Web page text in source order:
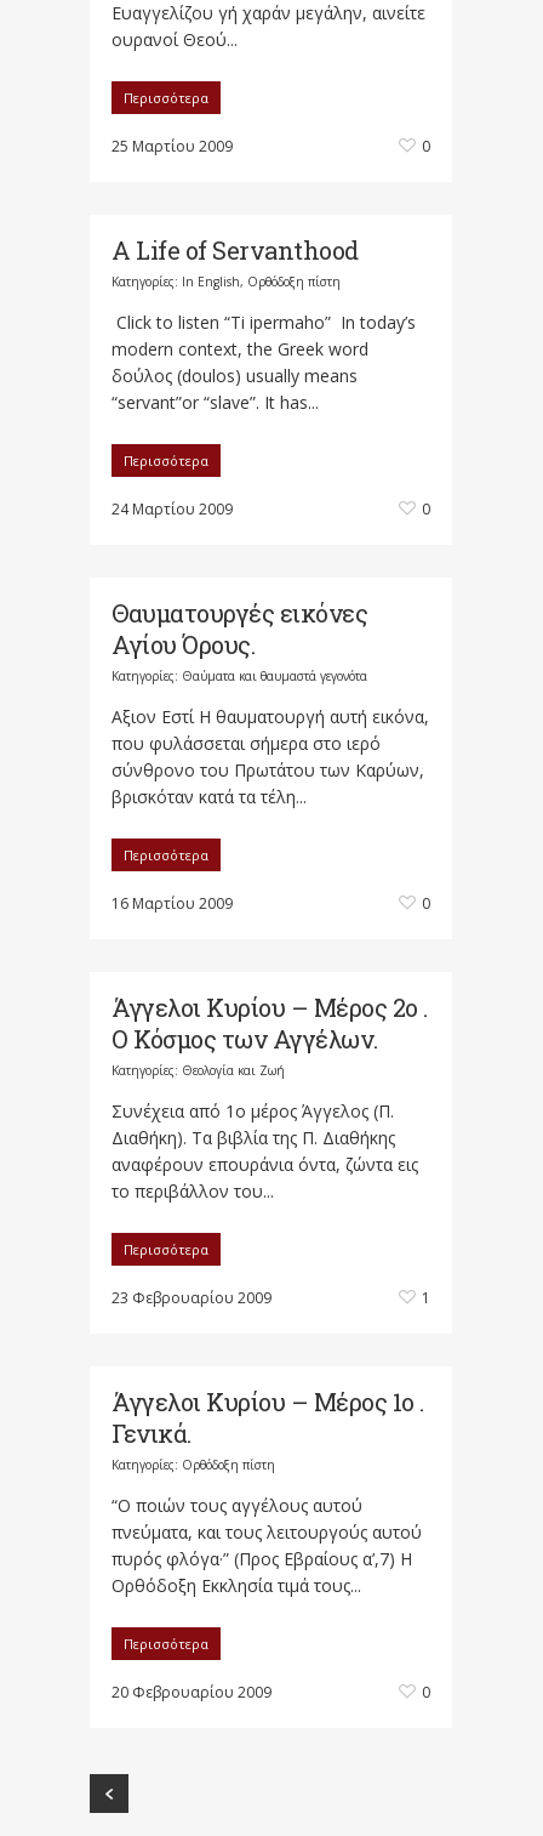
Ευαγγελίζου γή χαράν μεγάλην, αινείτε
ουρανοί Θεού...
Περισσότερα
25 Μαρτίου 2009 0
A Life of Servanthood
Κατηγορίες: In English, Ορθόδοξη πίστη
Click to listen “Ti ipermaho” In today’s
modern context, the Greek word
δούλος (doulos) usually means
“servant”or “slave”. It has...
Περισσότερα
24 Μαρτίου 2009 0
Θαυματουργές εικόνες
Αγίου Όρους.
Κατηγορίες: Θαύματα και θαυμαστά γεγονότα
Αξιον Εστί Η θαυματουργή αυτή εικόνα,
που φυλάσσεται σήμερα στο ιερό
σύνθρονο του Πρωτάτου των Καρύων,
βρισκόταν κατά τα τέλη...
Περισσότερα
16 Μαρτίου 2009 0
Άγγελοι Κυρίου – Μέρος 2ο .
Ο Κόσμος των Αγγέλων.
Κατηγορίες: Θεολογία και Ζωή
Συνέχεια από 1ο μέρος Άγγελος (Π.
Διαθήκη). Τα βιβλία της Π. Διαθήκης
αναφέρουν επουράνια όντα, ζώντα εις
το περιβάλλον του...
Περισσότερα
23 Φεβρουαρίου 2009 1
Άγγελοι Κυρίου – Μέρος 1ο .
Γενικά.
Κατηγορίες: Ορθόδοξη πίστη
“Ο ποιών τους αγγέλους αυτού
πνεύματα, και τους λειτουργούς αυτού
πυρός φλόγα·” (Προς Εβραίους α’,7) Η
Ορθόδοξη Εκκλησία τιμά τους...
Περισσότερα
20 Φεβρουαρίου 2009 0